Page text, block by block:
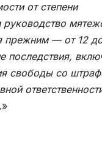
от степени
руководство
прежним — от 12
последствия,
свободы со
»